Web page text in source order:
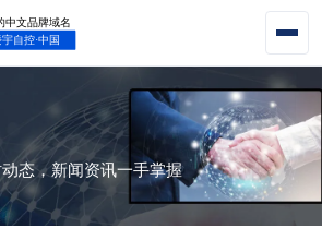
态，新闻资讯一手掌握